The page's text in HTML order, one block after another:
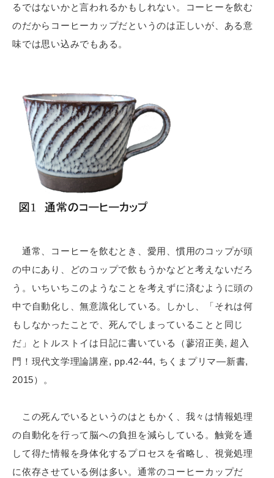
るではないかと言われるかもしれない。コーヒーを飲む
のだからコーヒーカップだというのは正しいが、ある意
味では思い込みでもある。
通常、コーヒーを飲むとき、愛用、慣用のコップが頭
の中にあり、どのコップで飲もうかなどと考えないだろ
う。いちいちこのようなことを考えずに済むように頭の
中で自動化し、無意識化している。しかし、「それは何
もしなかったことで、死んでしまっていることと同じ
だ」とトルストイは日記に書いている（蓼沼正美, 超入
門！現代文学理論講座, pp.42-44, ちくまプリマ―新書,
2015）。
この死んでいるというのはともかく、我々は情報処理
の自動化を行って脳への負担を減らしている。触覚を通
して得た情報を身体化するプロセスを省略し、視覚処理
に依存させている例は多い。通常のコーヒーカップだ